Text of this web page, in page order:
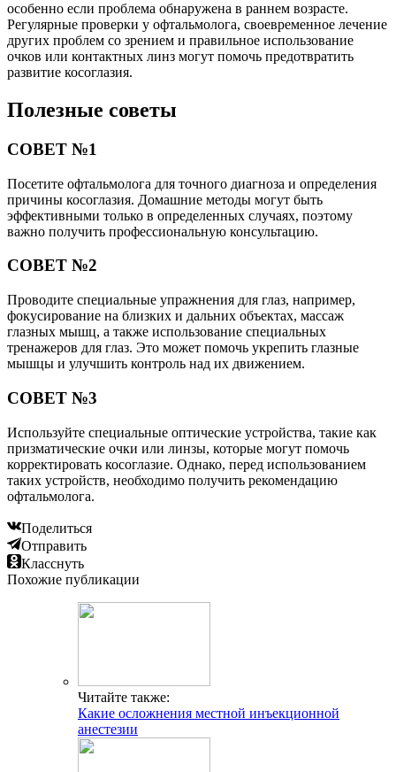
особенно если проблема обнаружена в раннем возрасте.
Регулярные проверки у офтальмолога, своевременное лечение
других проблем со зрением и правильное использование
очков или контактных линз могут помочь предотвратить
развитие косоглазия.
Полезные советы
СОВЕТ №1
Посетите офтальмолога для точного диагноза и определения
причины косоглазия. Домашние методы могут быть
эффективными только в определенных случаях, поэтому
важно получить профессиональную консультацию.
СОВЕТ №2
Проводите специальные упражнения для глаз, например,
фокусирование на близких и дальних объектах, массаж
глазных мышц, а также использование специальных
тренажеров для глаз. Это может помочь укрепить глазные
мышцы и улучшить контроль над их движением.
СОВЕТ №3
Используйте специальные оптические устройства, такие как
призматические очки или линзы, которые могут помочь
корректировать косоглазие. Однако, перед использованием
таких устройств, необходимо получить рекомендацию
офтальмолога.
Поделиться
Отправить
Класснуть
Похожие публикации
Читайте также:
Какие осложнения местной инъекционной
анестезии